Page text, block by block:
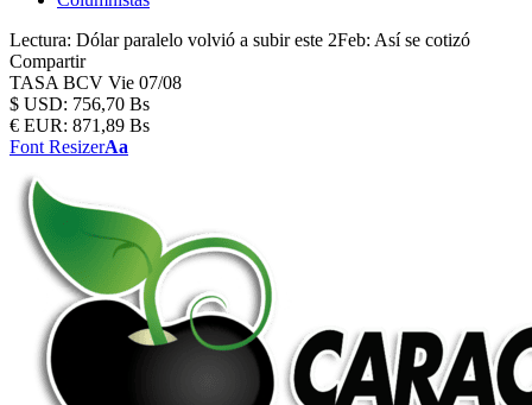
Lectura: Dólar paralelo volvió a subir este 2Feb: Así se cotizó
Compartir
TASA BCV Vie 07/08
$ USD: 756,70 Bs
€ EUR: 871,89 Bs
Font ResizerAa